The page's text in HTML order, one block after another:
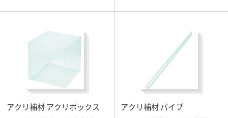
アクリ補材 アクリボックス アクリ補材 パイプ